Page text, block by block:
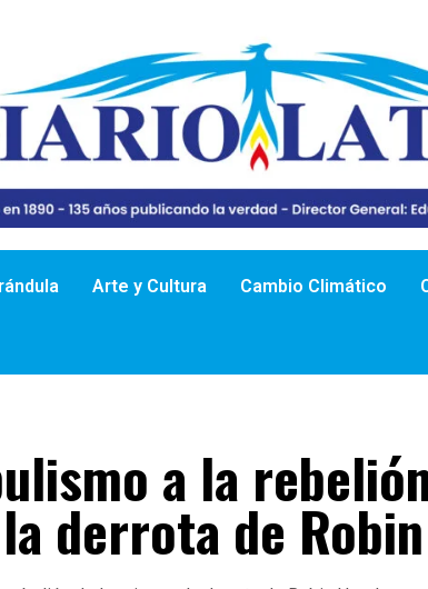
Arte y Cultura Cambio Climático
a la
derrota de